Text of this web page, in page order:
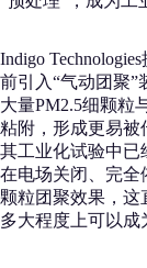
Indigo
前引入“气动团聚
大量PM2.5细颗粒
粘附，形成更易被
其工业化试验中已
在电场关闭、完全
颗粒团聚效果，
多大程度上可以成